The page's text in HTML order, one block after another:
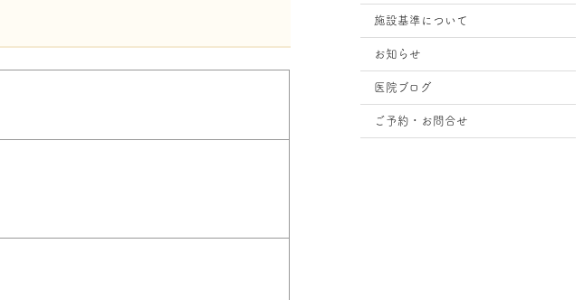
施設基準について
お知らせ
医院ブログ
ご予約・お問合せ